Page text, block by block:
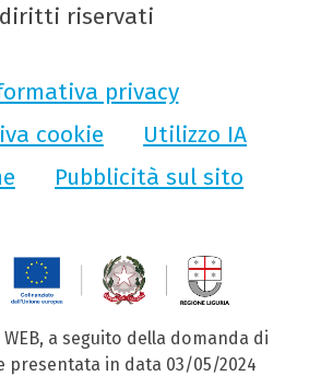
diritti riservati
privacy
cookie
Utilizzo IA
Pubblicità sul sito
WEB, a seguito della domanda di
presentata in data 03/05/2024